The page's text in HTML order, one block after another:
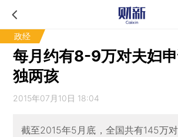
政经
每月约有8-9万对夫妇
独两孩
2015年07月10日 18:04
截至2015年5月底，全国共有145万对